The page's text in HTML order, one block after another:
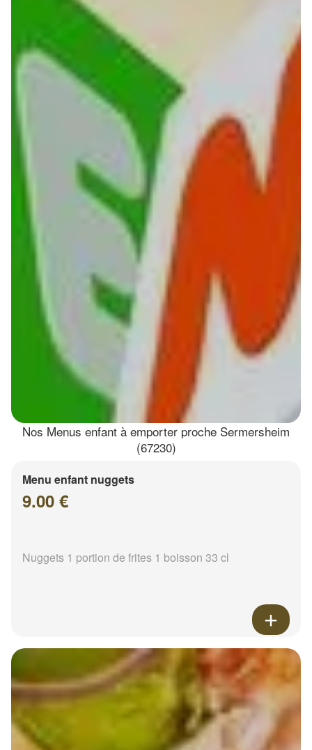
Nos Menus enfant à emporter proche Sermersheim
(67230)
Menu enfant nuggets
9.00 €
Nuggets 1 portion de frites 1 boisson 33 cl